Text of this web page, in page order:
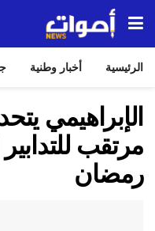
الرئيسية أخبار وطنية
الإبراهيمي
مرتقب
رمضان